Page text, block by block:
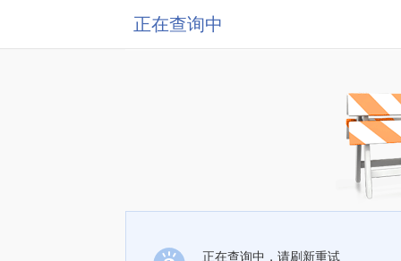
正在查询中
正在查询中，请刷新重试